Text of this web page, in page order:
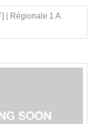
| Régionale 1 A